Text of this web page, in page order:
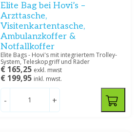
Elite Bag bei Hovi’s –
Arzttasche,
Visitenkartentasche,
Ambulanzkoffer &
Notfallkoffer
Elite Bags - Hovi's mit integriertem Trolley-
System, Teleskopgriff und Räder
€ 165,25 exkl. mwst
€ 199,95 inkl. mwst.
- +